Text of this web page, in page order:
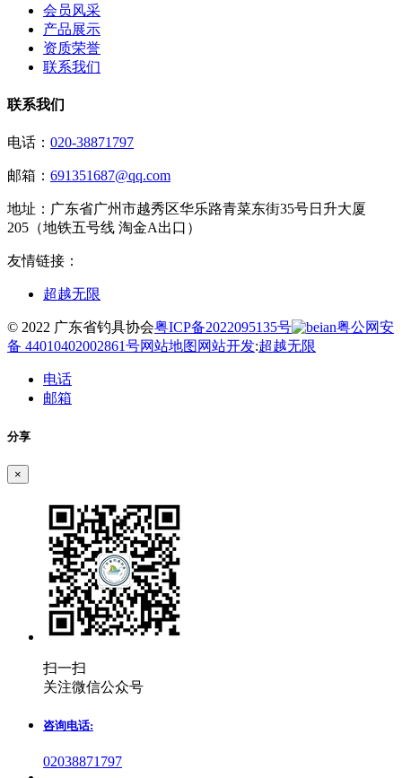
会员风采
产品展示
资质荣誉
联系我们
联系我们
电话： 020-38871797
邮箱： 691351687@qq.com
地址： 广东省广州市越秀区华乐路青菜东街35号日升大厦
205（地铁五号线 淘金A出口）
友情链接：
超越无限
© 2022 广东省钓具协会粤ICP备2022095135号
粤公网安
备 44010402002861号网站地图 网站开发:超越无限
电话
邮箱
分享
×
扫一扫
关注微信公众号
咨询电话:
02038871797